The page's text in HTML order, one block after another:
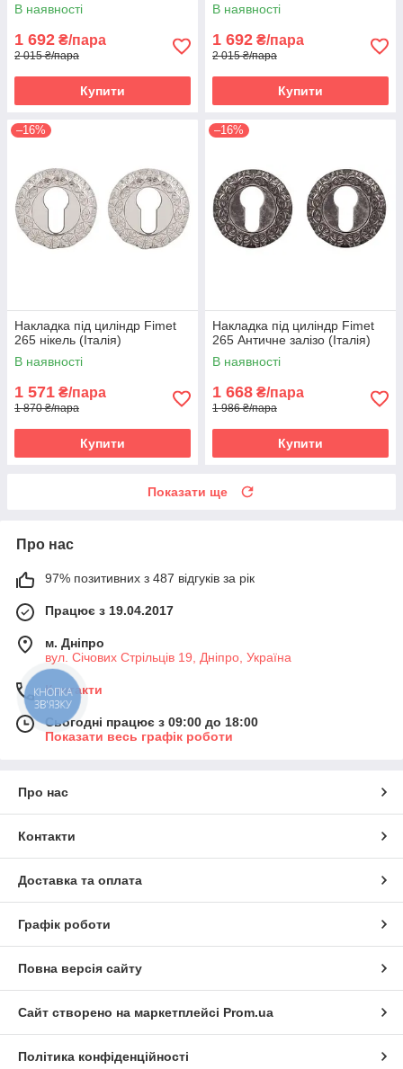
В наявності
1 692 ₴/пара
2 015 ₴/пара
Купити
В наявності
1 692 ₴/пара
2 015 ₴/пара
Купити
–16%
Накладка під циліндр Fimet
265 нікель (Італія)
В наявності
1 571 ₴/пара
1 870 ₴/пара
Купити
–16%
Накладка під циліндр Fimet
265 Античне залізо (Італія)
В наявності
1 668 ₴/пара
1 986 ₴/пара
Купити
Показати ще
Про нас
97% позитивних з 487 відгуків за рік
Працює з 19.04.2017
м. Дніпро
вул. Січових Стрільців 19, Дніпро, Україна
Контакти
Сьогодні працює з 09:00 до 18:00
Показати весь графік роботи
Про нас
Контакти
Доставка та оплата
Графік роботи
Повна версія сайту
Сайт створено на маркетплейсі Prom.ua
Політика конфіденційності
КНОПКА
ЗВ'ЯЗКУ